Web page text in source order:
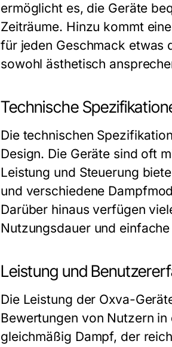
ermöglicht es, die Geräte
Zeiträume. Hinzu kommt
für jeden Geschmack etwas
sowohl ästhetisch
Technische
Die technischen
Design. Die Geräte sind oft
Leistung und Steuerung
und verschiedene
Darüber hinaus verfügen
Nutzungsdauer und
Leistung und
Die Leistung der Oxva-
Bewertungen von Nutzern
gleichmäßig Dampf, der